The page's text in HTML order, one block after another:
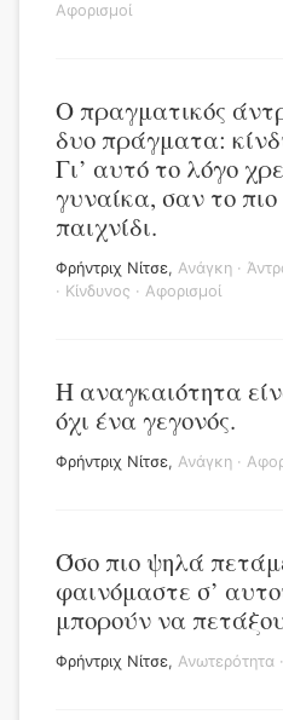
Αφορισμοί
Ο πραγματικός
δυο πράγματα:
Γι’ αυτό το λόγο
γυναίκα, σαν το πιο
παιχνίδι.
Φρήντριχ Νίτσε, Ανάγκη ·
· Κίνδυνος · Αφορισμοί
Η αναγκαιότητα
όχι ένα γεγονός.
Φρήντριχ Νίτσε, Ανάγκη ·
Όσο πιο ψηλά
φαινόμαστε σ’
μπορούν να
Φρήντριχ Νίτσε, Ανωτερότητα ·